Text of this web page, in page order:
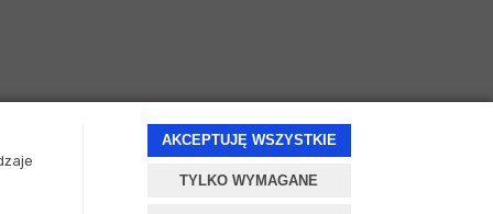
AKCEPTUJĘ WSZYSTKIE
TYLKO WYMAGANE